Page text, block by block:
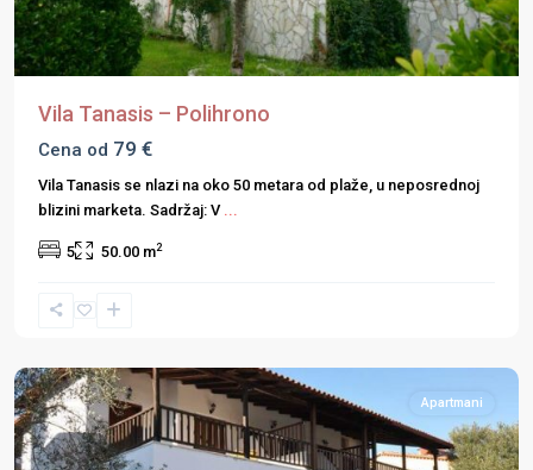
Vila Tanasis – Polihrono
Cena od 79 €
Vila Tanasis se nlazi na oko 50 metara od plaže, u neposrednoj
blizini marketa. Sadržaj: V
5 50.00 m2
Kasandra
Apartmani